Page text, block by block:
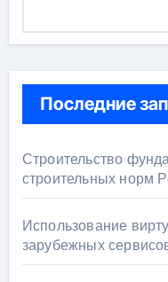
Последние
Строительство
строительных норм
Использование
зарубежных